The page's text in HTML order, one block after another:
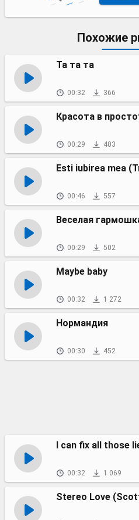
Похожие
Та та та
00:32 366
Красота в
00:29 403
Esti iubirea mea
00:46 557
Веселая
00:29 502
Maybe baby
00:32 1 272
Нормандия
00:30 452
I can fix all those
00:32 1 069
Stereo Love